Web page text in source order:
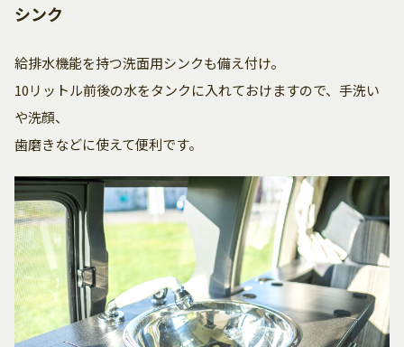
シンク
給排水機能を持つ洗面用シンクも備え付け。
10リットル前後の水をタンクに入れておけますので、手洗い
や洗顔、
歯磨きなどに使えて便利です。